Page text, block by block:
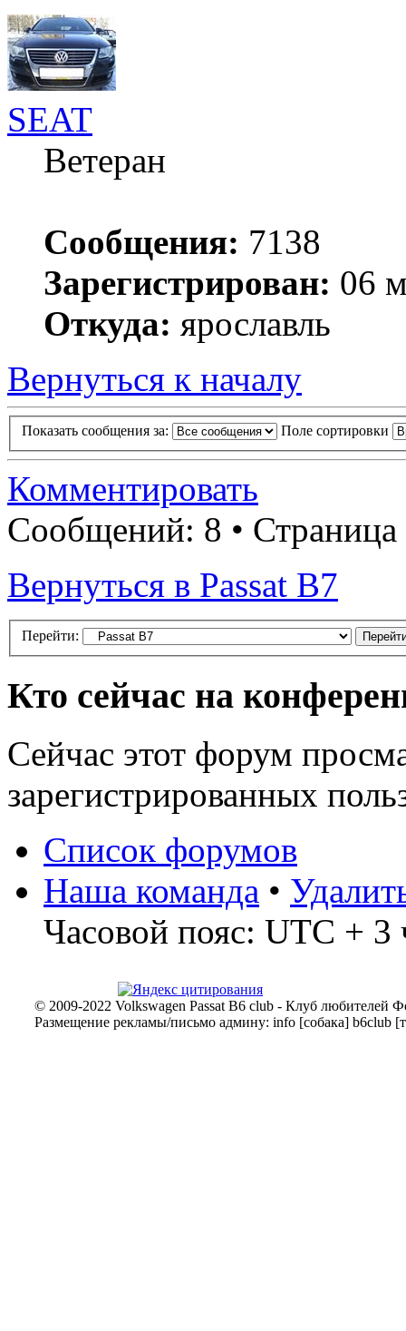
SEAT
Ветеран
Сообщения: 7138
Зарегистрирован: 06
Откуда: ярославль
Вернуться к началу
Показать сообщения за: Поле сортировки
Комментировать
Сообщений: 8 • Страница
Вернуться в Passat B7
Перейти:
Кто сейчас на
Сейчас этот форум
зарегистрированных
Список форумов
Наша команда •
Часовой пояс: UTC + 3
© 2009-2022 Volkswagen Passat B6 club - Клуб любителей
Размещение рекламы/письмо админу: info [собака] b6club